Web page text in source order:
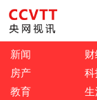
新闻
房产
科
教育
生